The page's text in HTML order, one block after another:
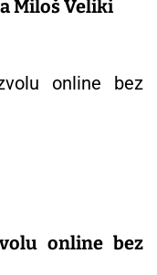
Miloš Veliki
online bez